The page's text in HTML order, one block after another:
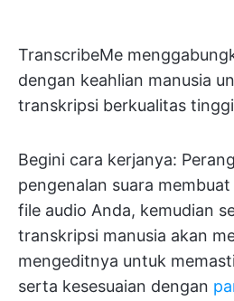
TranscribeMe
dengan keahlian manusia
transkripsi berkualitas
Begini cara kerjanya:
pengenalan suara
file audio Anda, kemudian
transkripsi manusia akan
mengeditnya untuk
serta kesesuaian dengan